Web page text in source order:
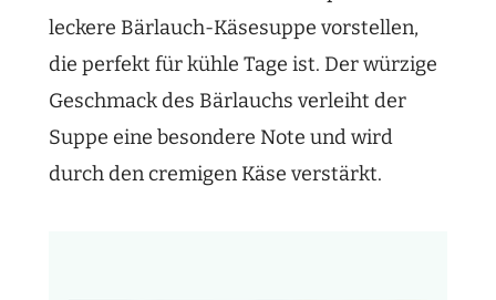
leckere Bärlauch-Käsesuppe vorstellen,
die perfekt für kühle Tage ist. Der würzige
Geschmack des Bärlauchs verleiht der
Suppe eine besondere Note und wird
durch den cremigen Käse verstärkt.